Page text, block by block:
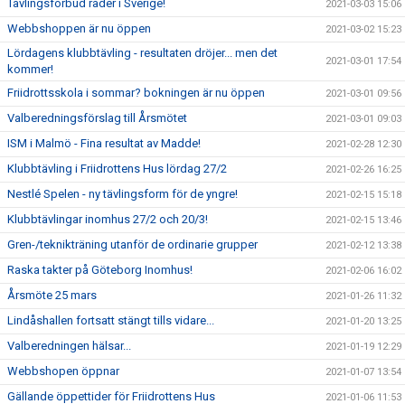
Tävlingsförbud råder i Sverige! 2021-03-03 15:06
Webbshoppen är nu öppen 2021-03-02 15:23
Lördagens klubbtävling - resultaten dröjer... men det
kommer!
2021-03-01 17:54
Friidrottsskola i sommar? bokningen är nu öppen 2021-03-01 09:56
Valberedningsförslag till Årsmötet 2021-03-01 09:03
ISM i Malmö - Fina resultat av Madde! 2021-02-28 12:30
Klubbtävling i Friidrottens Hus lördag 27/2 2021-02-26 16:25
Nestlé Spelen - ny tävlingsform för de yngre! 2021-02-15 15:18
Klubbtävlingar inomhus 27/2 och 20/3! 2021-02-15 13:46
Gren-/teknikträning utanför de ordinarie grupper 2021-02-12 13:38
Raska takter på Göteborg Inomhus! 2021-02-06 16:02
Årsmöte 25 mars 2021-01-26 11:32
Lindåshallen fortsatt stängt tills vidare... 2021-01-20 13:25
Valberedningen hälsar... 2021-01-19 12:29
Webbshopen öppnar 2021-01-07 13:54
Gällande öppettider för Friidrottens Hus 2021-01-06 11:53